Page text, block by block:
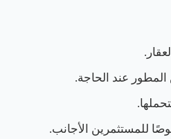
عند الحاجة.
للمستثمرين الأجانب.